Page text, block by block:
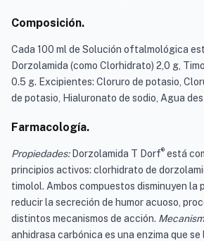
Composición.
Cada 100 ml de Solución oftalmológica
Dorzolamida (como Clorhidrato) 2,0 g,
0.5 g. Excipientes: Cloruro de potasio,
de potasio, Hialuronato de sodio, Agua
Farmacología.
Propiedades: Dorzolamida T Dorf® está
principios activos: clorhidrato de
timolol. Ambos compuestos disminuyen la
reducir la secreción de humor acuoso,
distintos mecanismos de acción.
anhidrasa carbónica es una enzima que